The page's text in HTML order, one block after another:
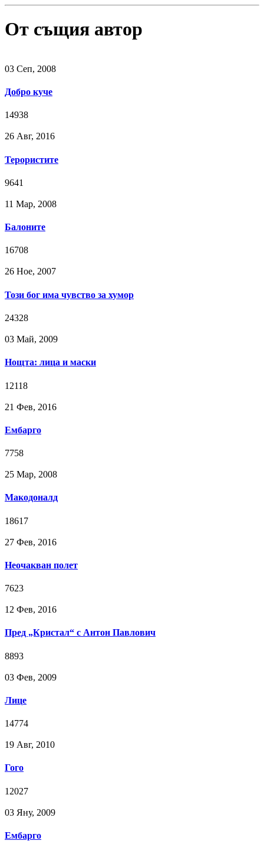
От същия автор
03 Сeп, 2008
Добро куче
14938
26 Авг, 2016
Терористите
9641
11 Мар, 2008
Балоните
16708
26 Ное, 2007
Този бог има чувство за хумор
24328
03 Май, 2009
Нощта: лица и маски
12118
21 Фев, 2016
Ембарго
7758
25 Мар, 2008
Макодоналд
18617
27 Фев, 2016
Неочакван полет
7623
12 Фев, 2016
Пред „Кристал“ с Антон Павлович
8893
03 Фев, 2009
Лице
14774
19 Авг, 2010
Гого
12027
03 Яну, 2009
Ембарго